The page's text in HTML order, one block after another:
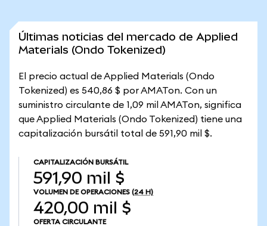
Últimas noticias del mercado de Applied
Materials (Ondo Tokenized)
El precio actual de Applied Materials (Ondo
Tokenized) es 540,86 $ por AMATon. Con un
suministro circulante de 1,09 mil AMATon, significa
que Applied Materials (Ondo Tokenized) tiene una
capitalización bursátil total de 591,90 mil $.
CAPITALIZACIÓN BURSÁTIL
591,90 mil $
VOLUMEN DE OPERACIONES (24 H)
420,00 mil $
OFERTA CIRCULANTE